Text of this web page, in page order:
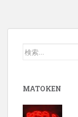
ゲ
検
MATOKEN